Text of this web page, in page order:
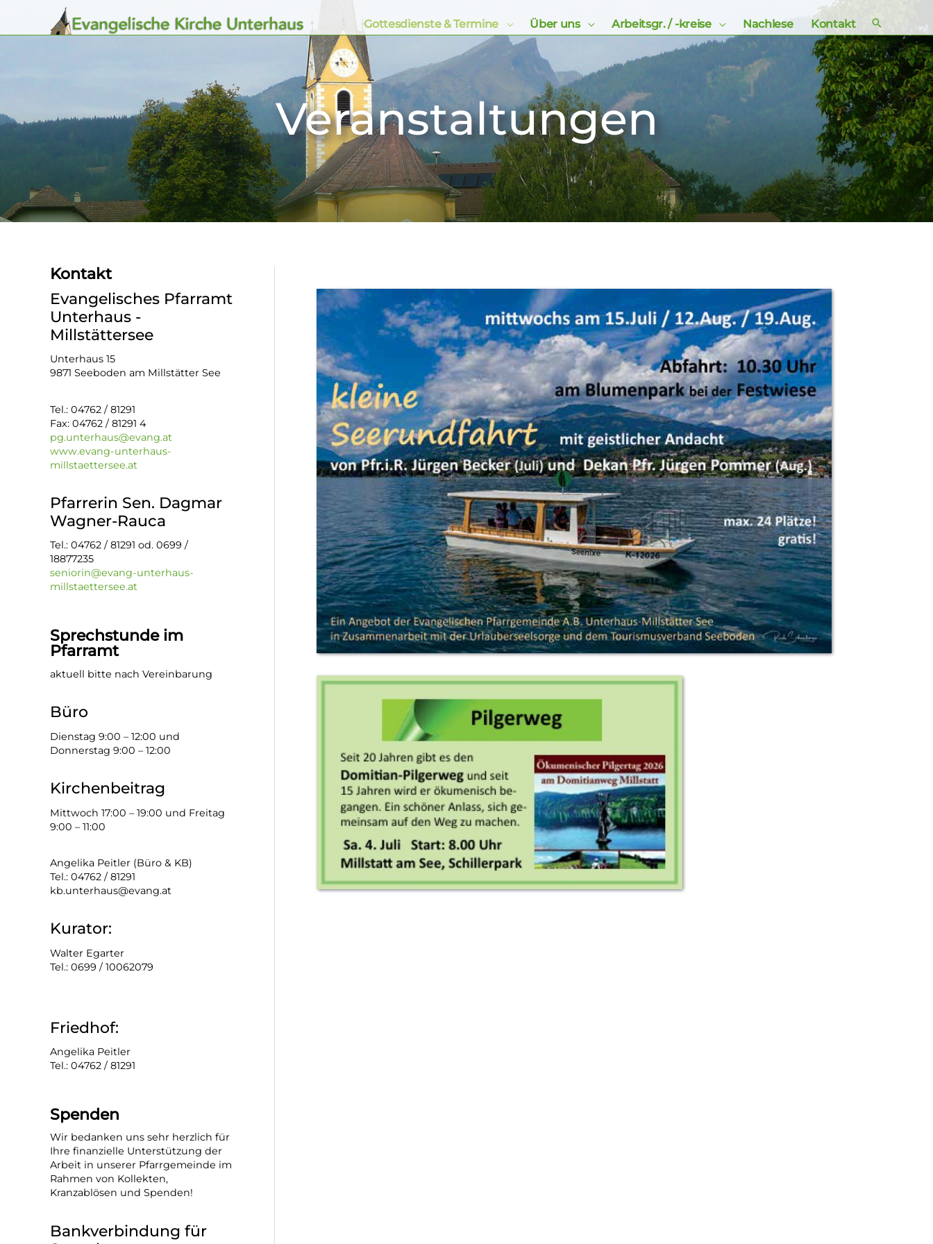
Gottesdienste & Termine Über uns Arbeitsgr. / -kreise Nachlese Kontakt
Veranstaltungen
Kontakt
Evangelisches Pfarramt
Unterhaus -
Millstättersee
Unterhaus 15
9871 Seeboden am Millstätter See
Tel.: 04762 / 81291
Fax: 04762 / 81291 4
pg.unterhaus@evang.at
www.evang-unterhaus-
millstaettersee.at
Pfarrerin Sen. Dagmar
Wagner-Rauca
Tel.: 04762 / 81291 od. 0699 /
18877235
seniorin@evang-unterhaus-
millstaettersee.at
Sprechstunde im
Pfarramt
aktuell bitte nach Vereinbarung
Büro
Dienstag 9:00 – 12:00 und
Donnerstag 9:00 – 12:00
Kirchenbeitrag
Mittwoch 17:00 – 19:00 und Freitag
9:00 – 11:00
Angelika Peitler (Büro & KB)
Tel.: 04762 / 81291
kb.unterhaus@evang.at
Kurator:
Walter Egarter
Tel.: 0699 / 10062079
Friedhof:
Angelika Peitler
Tel.: 04762 / 81291
Spenden
Wir bedanken uns sehr herzlich für
Ihre finanzielle Unterstützung der
Arbeit in unserer Pfarrgemeinde im
Rahmen von Kollekten,
Kranzablösen und Spenden!
Bankverbindung für